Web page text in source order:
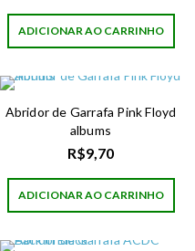
ADICIONAR AO CARRINHO
Abridor de Garrafa Pink Floyd
albums
R$9,70
ADICIONAR AO CARRINHO